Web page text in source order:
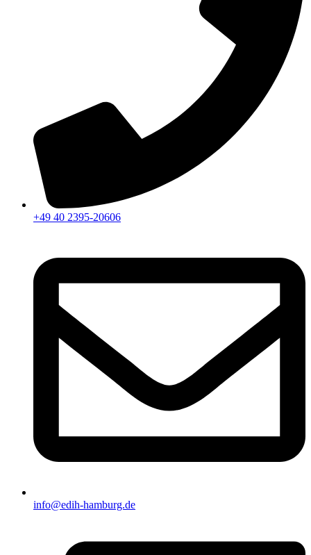
+49 40 2395-20606
info@edih-hamburg.de